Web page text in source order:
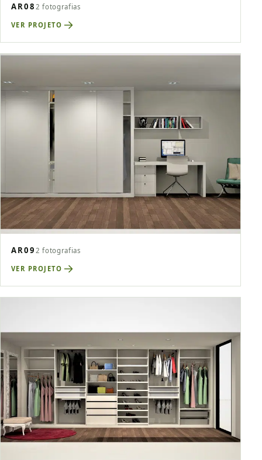
AR08 2 fotografias
VER PROJETO
AR09 2 fotografias
VER PROJETO